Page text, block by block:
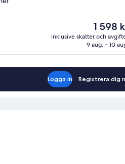
Priset
är
1 598 kr
1 598
inklusive skatter och
9 aug. – 10
Logga in Registrera dig